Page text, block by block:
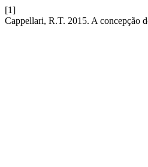
[1]
Cappellari, R.T. 2015. A concepção